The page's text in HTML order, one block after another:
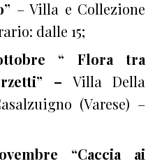
– Villa e Collezione
dalle 15;
“ Flora tra
– Villa Della
(Varese) –
“Caccia ai